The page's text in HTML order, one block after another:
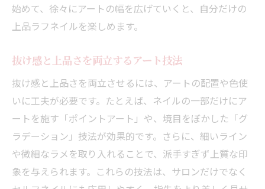
始めて、徐々にアートの幅を広げていくと、自分だけの
上品ラフネイルを楽しめます。
抜け感と上品さを両立するアート技法
抜け感と上品さを両立させるには、アートの配置や色使
いに工夫が必要です。たとえば、ネイルの一部だけにア
ートを施す「ポイントアート」や、境目をぼかした「グ
ラデーション」技法が効果的です。さらに、細いライン
や微細なラメを取り入れることで、派手すぎず上質な印
象を与えられます。これらの技法は、サロンだけでなく